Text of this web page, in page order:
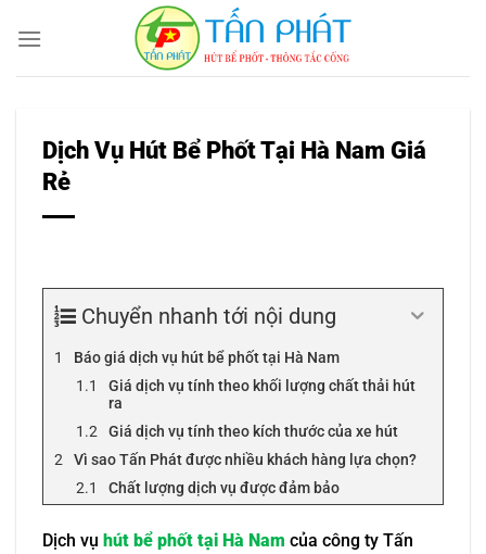
qua
Dịch Vụ Hút Bể Phốt Tại Hà Nam Giá
Rẻ
Chuyển nhanh tới nội dung
Báo giá dịch vụ hút bể phốt tại Hà Nam
Giá dịch vụ tính theo khối lượng chất thải hút
ra
Giá dịch vụ tính theo kích thước của xe hút
Vì sao Tấn Phát được nhiều khách hàng lựa chọn?
Chất lượng dịch vụ được đảm bảo
Có văn phòng làm việc tại Hà Nam
Dịch vụ hút bể phốt tại Hà Nam của công ty Tấn